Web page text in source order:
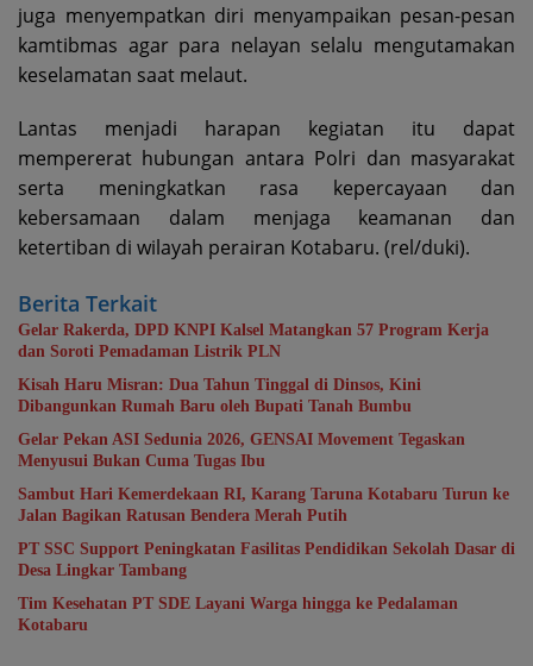
juga menyempatkan diri menyampaikan pesan-pesan
kamtibmas agar para nelayan selalu mengutamakan
keselamatan saat melaut.
Lantas menjadi harapan kegiatan itu dapat
mempererat hubungan antara Polri dan masyarakat
serta meningkatkan rasa kepercayaan dan
kebersamaan dalam menjaga keamanan dan
ketertiban di wilayah perairan Kotabaru. (rel/duki).
Berita Terkait
Gelar Rakerda, DPD KNPI Kalsel Matangkan 57 Program Kerja
dan Soroti Pemadaman Listrik PLN
Kisah Haru Misran: Dua Tahun Tinggal di Dinsos, Kini
Dibangunkan Rumah Baru oleh Bupati Tanah Bumbu
Gelar Pekan ASI Sedunia 2026, GENSAI Movement Tegaskan
Menyusui Bukan Cuma Tugas Ibu
Sambut Hari Kemerdekaan RI, Karang Taruna Kotabaru Turun ke
Jalan Bagikan Ratusan Bendera Merah Putih
PT SSC Support Peningkatan Fasilitas Pendidikan Sekolah Dasar di
Desa Lingkar Tambang
Tim Kesehatan PT SDE Layani Warga hingga ke Pedalaman
Kotabaru